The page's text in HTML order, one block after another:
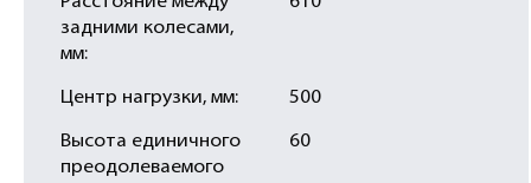
задними колесами,
мм:
Центр нагрузки, мм: 500
Высота единичного
преодолеваемого
60